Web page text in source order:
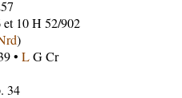
10 H 52/902
)
• LG Cr
34